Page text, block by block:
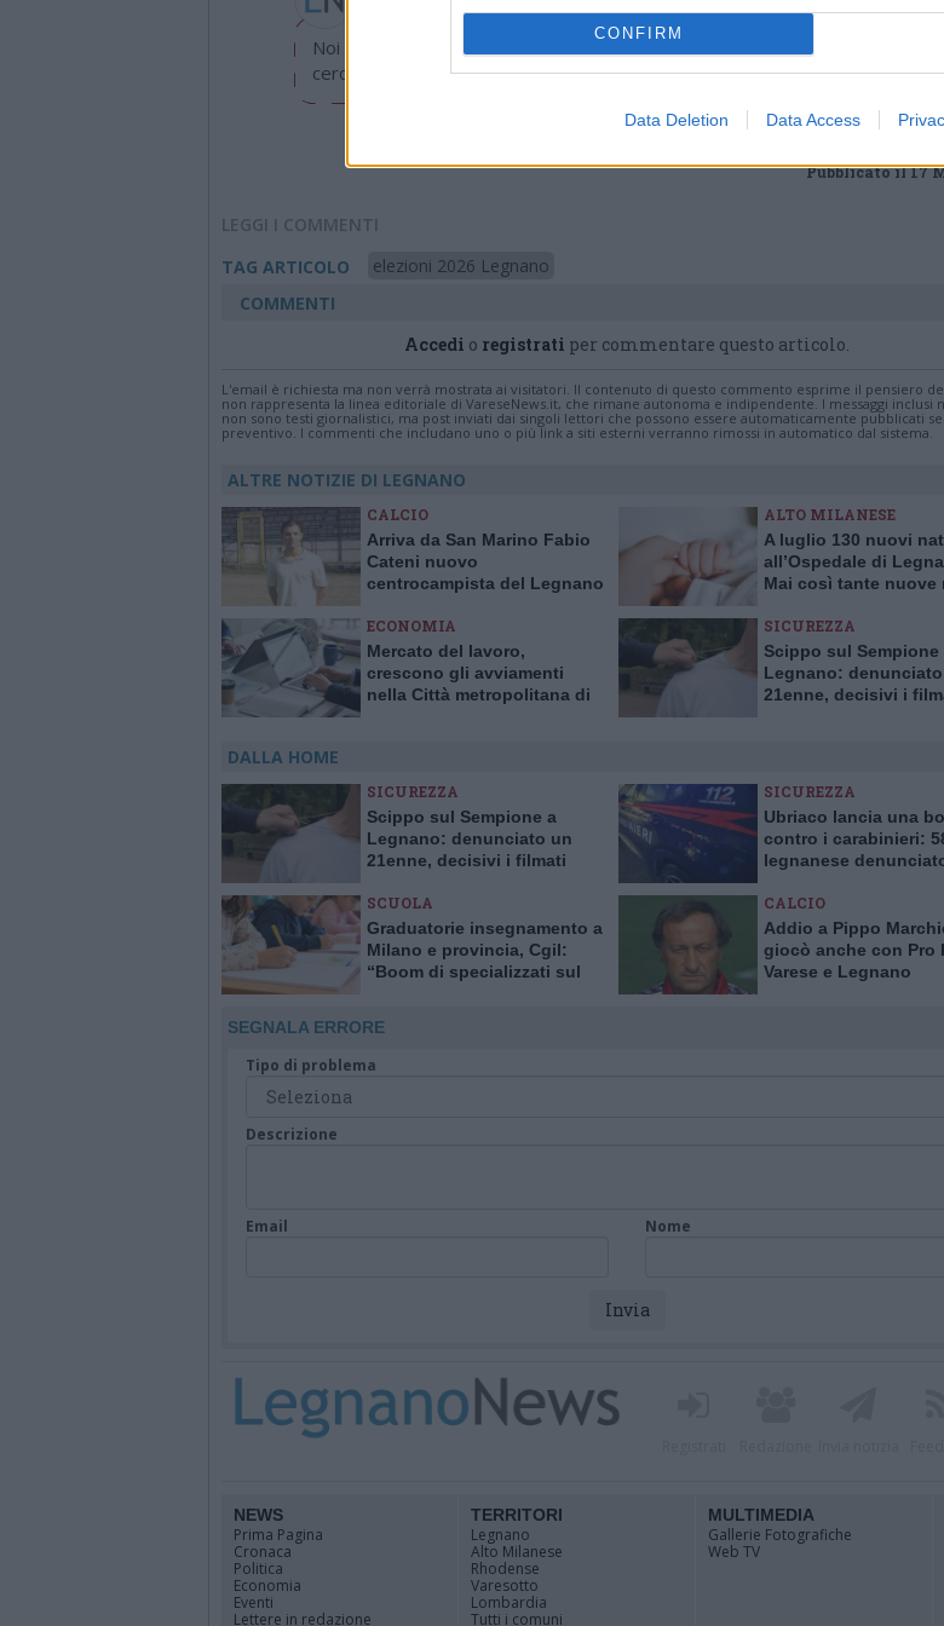
CONFIRM
Data Deletion Data Access
Noi di LegnanoNews abbiamo a cuore l'informazione del nostro territorio e
cerchiamo di essere sempre in prima linea per informarvi in modo puntuale.
Pubblicato il 17
LEGGI I COMMENTI
TAG ARTICOLO
elezioni 2026 Legnano
COMMENTI
Accedi o registrati per commentare questo articolo.
L'email è richiesta ma non verrà mostrata ai visitatori. Il contenuto di questo commento esprime il pensiero
non rappresenta la linea editoriale di VareseNews.it, che rimane autonoma e indipendente. I messaggi inclusi
non sono testi giornalistici, ma post inviati dai singoli lettori che possono essere automaticamente pubblicati
preventivo. I commenti che includano uno o più link a siti esterni verranno rimossi in automatico dal sistema.
ALTRE NOTIZIE DI LEGNANO
CALCIO
Arriva da San Marino Fabio
Cateni nuovo
centrocampista del Legnano
ALTO MILANESE
A luglio 130 nuovi
all’Ospedale di
Mai così tante nuove
ECONOMIA
Mercato del lavoro,
crescono gli avviamenti
nella Città metropolitana di
SICUREZZA
Scippo sul Sempione
Legnano:
21enne, decisivi i
DALLA HOME
SICUREZZA
Scippo sul Sempione a
Legnano: denunciato un
21enne, decisivi i filmati
SICUREZZA
Ubriaco lancia una
contro i carabinieri:
legnanese
SCUOLA
Graduatorie insegnamento a
Milano e provincia, Cgil:
“Boom di specializzati sul
superiori”
CALCIO
Addio a Pippo
giocò anche con Pro
Varese e Legnano
SEGNALA ERRORE
Tipo di problema
Descrizione
Email Nome
NEWS
Prima Pagina
Cronaca
Politica
Economia
Eventi
Lettere in redazione
TERRITORI
Legnano
Alto Milanese
Rhodense
Varesotto
Lombardia
Tutti i comuni
MULTIMEDIA
Gallerie Fotografiche
Web TV